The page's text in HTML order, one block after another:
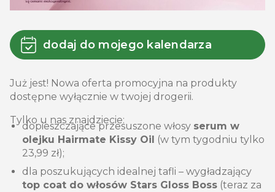
dodaj do mojego kalendarza
Już jest! Nowa oferta promocyjna na produkty
dostępne wyłącznie w twojej drogerii.
Tylko u nas znajdziecie:
dopieszczające przesuszone włosy serum w
olejku Hairmate Kissy Oil
(w tym tygodniu tylko
23,99 zł);
dla poszukujących idealnej tafli – wygładzający
top coat do włosów Stars Gloss Boss (teraz za